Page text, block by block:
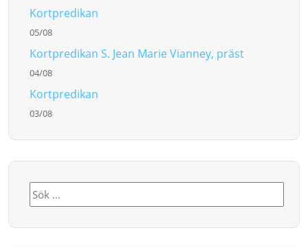
Kortpredikan
05/08
Kortpredikan S. Jean Marie Vianney, präst
04/08
Kortpredikan
03/08
Sök
efter: